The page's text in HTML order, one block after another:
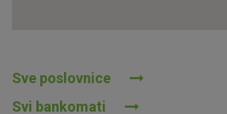
Sve poslovnice
Svi bankomati